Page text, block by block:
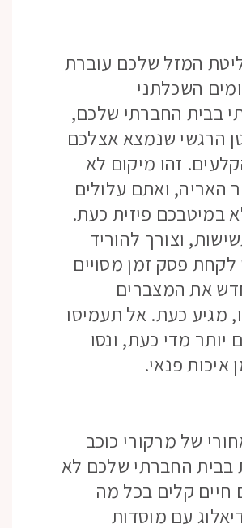
המזל שלכם עוברת
השכלתני
בבית החברתי שלכם,
הרגשי שנמצא אצלכם
זהו מיקום לא
האריה, ואתם עלולים
במיטבכם פיזית כעת.
וצורך להוריד
לקחת פסק זמן מסויים
את המצברים
מגיע כעת. אל תעמיסו
מדי כעת, ונסו
איכות פנאי.
של מרקורי כוכב
בבית החברתי שלכם לא
חיים קלים בכל מה
עם מוסדות